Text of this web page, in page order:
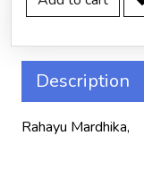
Description
Rahayu Mardhika,